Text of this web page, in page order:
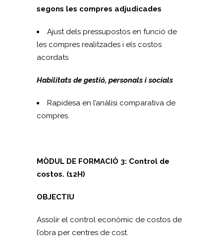
segons les compres adjudicades
Ajust dels pressupostos en funció de
les compres realitzades i els costos
acordats
Habilitats de gestió, personals i socials
Rapidesa en l’anàlisi comparativa de
compres.
MÒDUL DE FORMACIÓ 3: Control de
costos. (12H)
OBJECTIU
Assolir el control econòmic de costos de
l’obra per centres de cost.